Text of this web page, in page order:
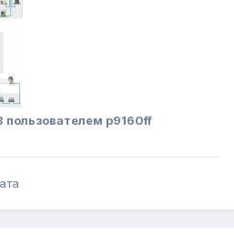
пользователем p9160ff